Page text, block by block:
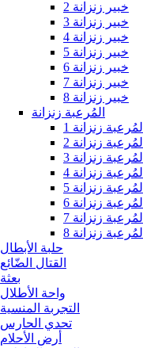
خبير زنزانة 2
خبير زنزانة 3
خبير زنزانة 4
خبير زنزانة 5
خبير زنزانة 6
خبير زنزانة 7
خبير زنزانة 8
المُرعبة زنزانة
المُرعبة زنزانة 1
المُرعبة زنزانة 2
المُرعبة زنزانة 3
المُرعبة زنزانة 4
المُرعبة زنزانة 5
المُرعبة زنزانة 6
المُرعبة زنزانة 7
المُرعبة زنزانة 8
حلبة الأبطال
القتال الضّائع
بعثة
واحة الأطلال
التجربة المنسية
تحدي الحارس
أرض الأحلام